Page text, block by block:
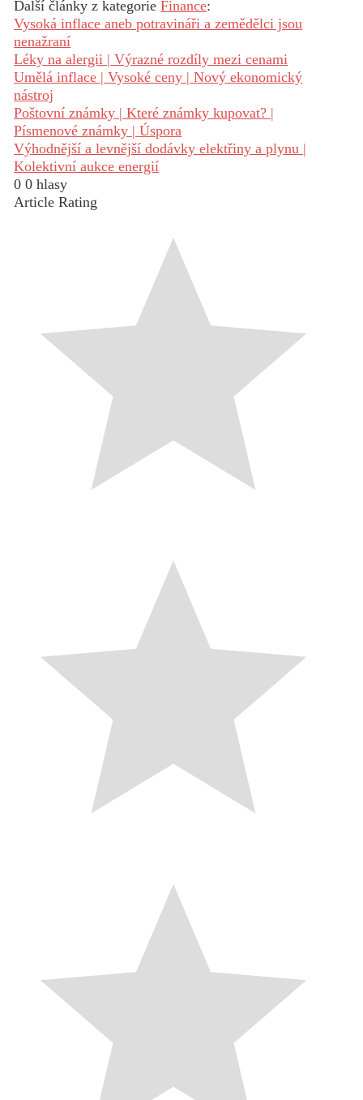
Další články z kategorieFinance:
Vysoká inflace aneb potravináři a zemědělci jsou
nenažraní
Léky na alergii | Výrazné rozdíly mezi cenami
Umělá inflace | Vysoké ceny | Nový ekonomický
nástroj
Poštovní známky | Které známky kupovat? |
Písmenové známky | Úspora
Výhodnější a levnější dodávky elektřiny a plynu |
Kolektivní aukce energií
0 0 hlasy
Article Rating